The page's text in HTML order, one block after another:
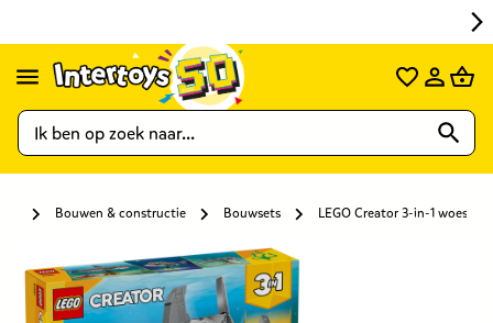
Bouwen & constructie Bouwsets LEGO Creator 3-in-1 woeste